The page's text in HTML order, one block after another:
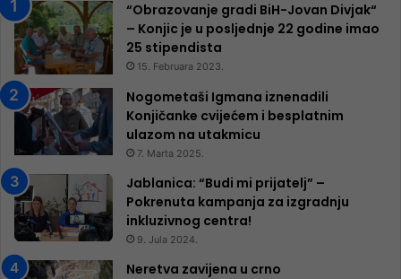
“Obrazovanje gradi BiH-Jovan Divjak“
– Konjic je u posljednje 22 godine imao
25 ​​stipendista
15. Februara 2023.
Nogometaši Igmana iznenadili
Konjičanke cvijećem i besplatnim
ulazom na utakmicu
7. Marta 2025.
Jablanica: “Budi mi prijatelj” –
Pokrenuta kampanja za izgradnju
inkluzivnog centra!
9. Jula 2024.
Neretva zavijena u crno